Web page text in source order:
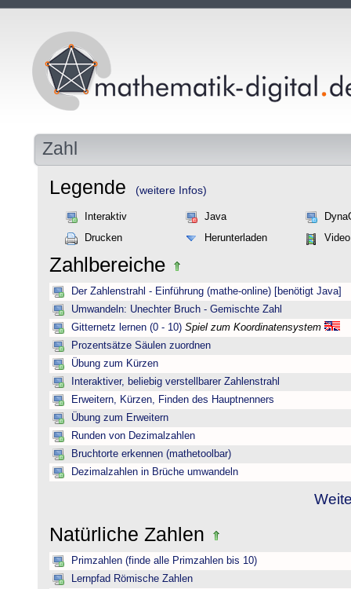
Zahl
Legende (weitere Infos)
Interaktiv Java
Drucken
Herunterladen Video
Zahlbereiche
Der Zahlenstrahl - Einführung (mathe-online) [benötigt Java]
Umwandeln: Unechter Bruch - Gemischte Zahl
Gitternetz lernen (0 - 10) Spiel zum Koordinatensystem
Prozentsätze Säulen zuordnen
Übung zum Kürzen
Interaktiver, beliebig verstellbarer Zahlenstrahl
Erweitern, Kürzen, Finden des Hauptnenners
Übung zum Erweitern
Runden von Dezimalzahlen
Bruchtorte erkennen (mathetoolbar)
Dezimalzahlen in Brüche umwandeln
Natürliche Zahlen
Primzahlen (finde alle Primzahlen bis 10)
Lernpfad Römische Zahlen